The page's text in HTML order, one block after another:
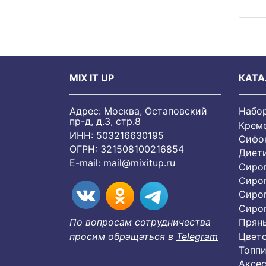
MIX IT UP
Адрес: Москва, Остаповский
пр-д, д.3, стр.8
ИНН: 503216630195
ОГРН: 321508100216854
E-mail: mail@mixitup.ru
По вопросам сотрудничества
просим обращаться в Telegram